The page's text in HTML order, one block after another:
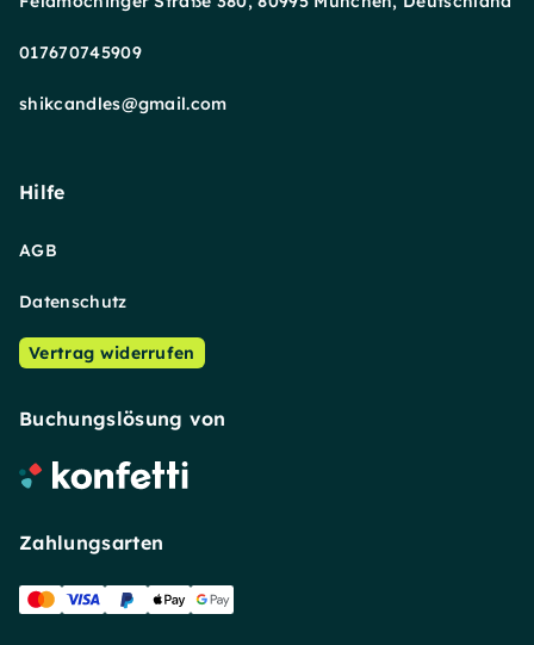
017670745909
shikcandles@gmail.com
Hilfe
AGB
Datenschutz
Vertrag widerrufen
Buchungslösung von
Zahlungsarten